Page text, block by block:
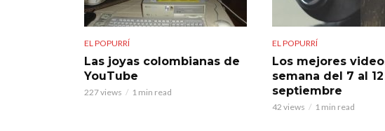
EL POPURRÍ
Las joyas colombianas de
YouTube
227 views 1 min read
EL POPURRÍ
Los mejores
semana del 7 al
septiembre
42 views 1 min read